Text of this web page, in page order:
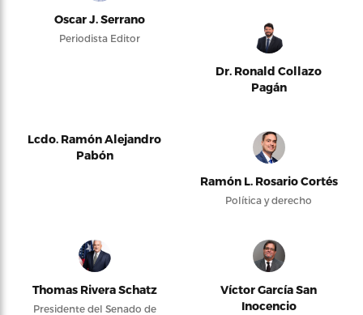
Oscar J. Serrano
Periodista Editor
Dr. Ronald Collazo
Pagán
Lcdo. Ramón Alejandro
Pabón
Ramón L. Rosario Cortés
Política y derecho
Thomas Rivera Schatz
Presidente del Senado de
Víctor García San
Inocencio